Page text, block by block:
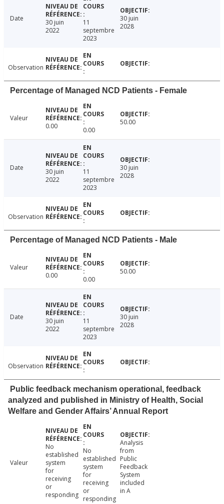
Date
30 juin
2022
11
septembre
2023
30 juin
2028
Observation
Percentage of Managed NCD Patients - Female
Valeur
0.00
0.00
50.00
Date
30 juin
2022
11
septembre
2023
30 juin
2028
Observation
Percentage of Managed NCD Patients - Male
Valeur
0.00
0.00
50.00
Date
30 juin
2022
11
septembre
2023
30 juin
2028
Observation
Public feedback mechanism operational, feedback
analyzed and published in Ministry of Health, Social
Welfare and Gender Affairs’ Annual Report
Valeur
No
established
system
for
receiving
or
responding
No
established
system
for
receiving
or
responding
Analysis
from
Public
Feedback
System
included
in A